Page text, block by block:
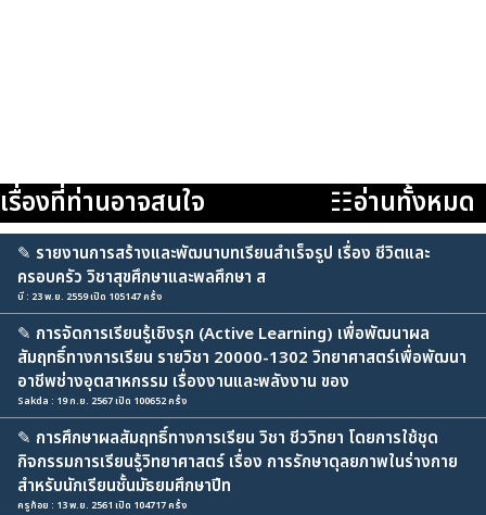
เรื่องที่ท่านอาจสนใจ ☷อ่านทั้งหมด
✎ รายงานการสร้างและพัฒนาบทเรียนสำเร็จรูป เรื่อง ชีวิตและ
ครอบครัว วิชาสุขศึกษาและพลศึกษา ส
บี : 23 พ.ย. 2559 เปิด 105147 ครั้ง
✎ การจัดการเรียนรู้เชิงรุก (Active Learning) เพื่อพัฒนาผล
สัมฤทธิ์ทางการเรียน รายวิชา 20000-1302 วิทยาศาสตร์เพื่อพัฒนา
อาชีพช่างอุตสาหกรรม เรื่องงานและพลังงาน ของ
Sakda : 19 ก.ย. 2567 เปิด 100652 ครั้ง
✎ การศึกษาผลสัมฤทธิ์ทางการเรียน วิชา ชีววิทยา โดยการใช้ชุด
กิจกรรมการเรียนรู้วิทยาศาสตร์ เรื่อง การรักษาดุลยภาพในร่างกาย
สำหรับนักเรียนชั้นมัธยมศึกษาปีท
ครูก้อย : 13 พ.ย. 2561 เปิด 104717 ครั้ง